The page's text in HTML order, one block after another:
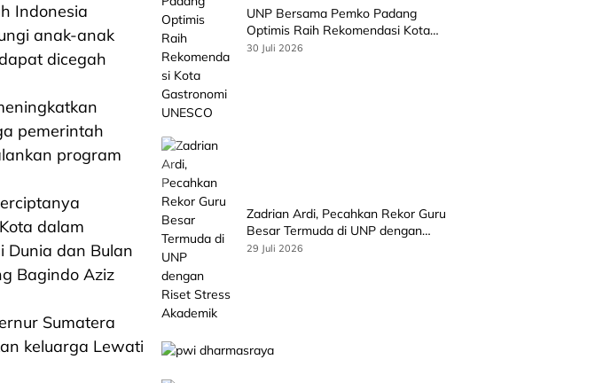
Indonesia
anak-anak
dicegah
pemerintah
program
dalam
Dunia dan Bulan
Bagindo Aziz
Sumatera
keluarga Lewati
UNP Bersama Pemko Padang
Optimis Raih Rekomendasi Kota
Gastronomi UNESCO
30 Juli 2026
Zadrian Ardi, Pecahkan Rekor Guru
Besar Termuda di UNP dengan
Riset Stress Akademik
29 Juli 2026